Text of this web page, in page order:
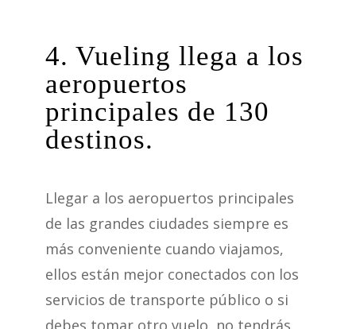
4. Vueling llega a los
aeropuertos
principales de 130
destinos.
Llegar a los aeropuertos principales
de las grandes ciudades siempre es
más conveniente cuando viajamos,
ellos están mejor conectados con los
servicios de transporte público o si